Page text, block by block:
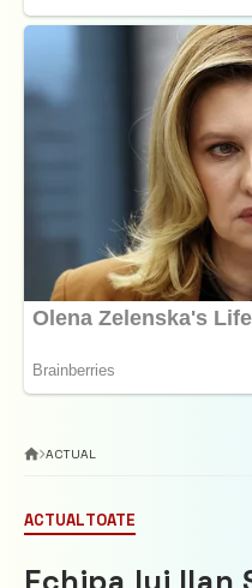
ACTUAL
ACTUALTOATE
Echipa lui Ilan